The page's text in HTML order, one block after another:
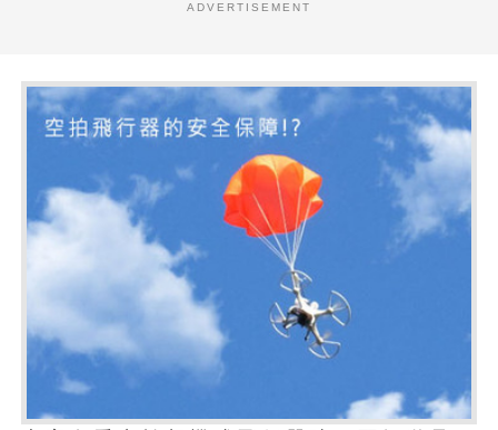
ADVERTISEMENT